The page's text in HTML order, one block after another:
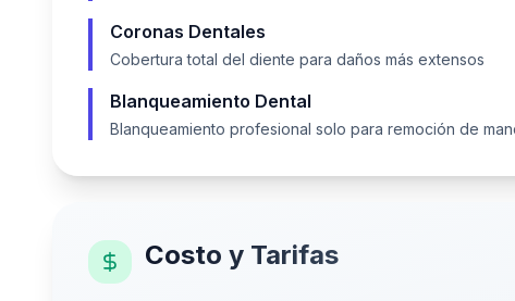
Coronas Dentales
Cobertura total del diente para daños más extensos
Blanqueamiento Dental
Blanqueamiento profesional solo para remoción de
Costo y Tarifas